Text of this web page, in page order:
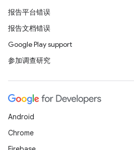
报告平台错误
报告文档错误
Google Play support
参加调查研究
Android
Chrome